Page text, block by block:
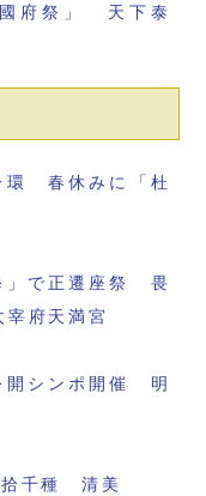
國府祭」 天下泰
環 春休みに「杜
」で正遷座祭 畏
府天満宮
シンポ開催 明
千種 清美